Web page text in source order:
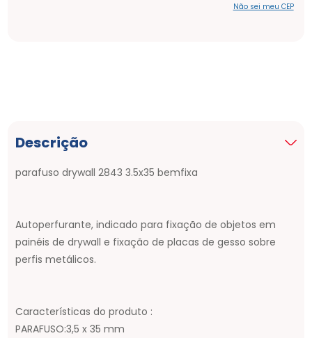
Não sei meu CEP
Descrição
parafuso drywall 2843 3.5x35 bemfixa
Autoperfurante, indicado para fixação de objetos em
painéis de drywall e fixação de placas de gesso sobre
perfis metálicos.
Características do produto :
PARAFUSO:3,5 x 35 mm